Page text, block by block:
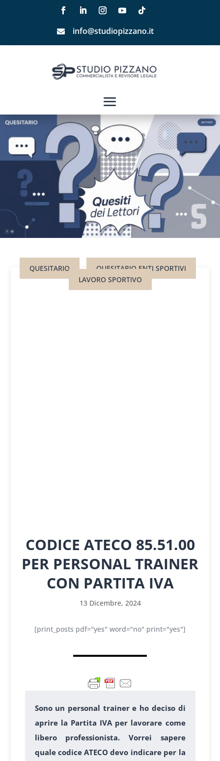
 info@studiopizzano.it
QUESITARIO
QUESITARIO ENTI SPORTIVI
LAVORO SPORTIVO
CODICE ATECO 85.51.00
PER PERSONAL TRAINER
CON PARTITA IVA
13 Dicembre, 2024
[print_posts pdf="yes" word="no" print="yes"]
Sono un personal trainer e ho deciso di
aprire la Partita IVA per lavorare come
libero professionista. Vorrei sapere
quale codice ATECO devo indicare per la